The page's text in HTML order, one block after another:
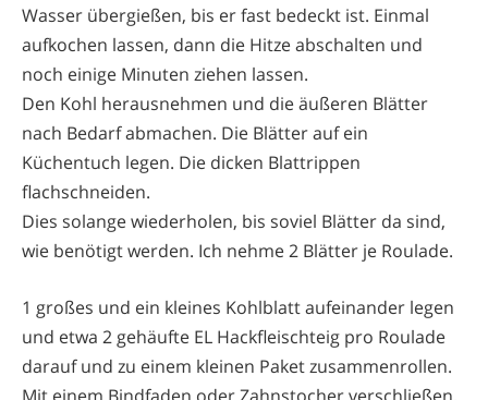
Wasser übergießen, bis er fast bedeckt ist. Einmal
aufkochen lassen, dann die Hitze abschalten und
noch einige Minuten ziehen lassen.
Den Kohl herausnehmen und die äußeren Blätter
nach Bedarf abmachen. Die Blätter auf ein
Küchentuch legen. Die dicken Blattrippen
flachschneiden.
Dies solange wiederholen, bis soviel Blätter da sind,
wie benötigt werden. Ich nehme 2 Blätter je Roulade.
1 großes und ein kleines Kohlblatt aufeinander legen
und etwa 2 gehäufte EL Hackfleischteig pro Roulade
darauf und zu einem kleinen Paket zusammenrollen.